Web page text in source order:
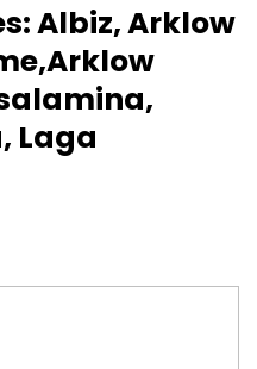
Albiz, Arklow
Laga